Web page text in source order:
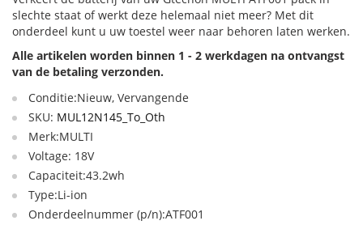
slechte staat of werkt deze helemaal niet meer? Met dit
onderdeel kunt u uw toestel weer naar behoren laten werken.
Alle artikelen worden binnen 1 - 2 werkdagen na ontvangst
van de betaling verzonden.
Conditie:Nieuw, Vervangende
SKU: MUL12N145_To_Oth
Merk:MULTI
Voltage: 18V
Capaciteit:43.2wh
Type:Li-ion
Onderdeelnummer (p/n):ATF001